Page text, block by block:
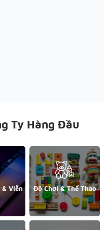
Ty Hàng Đầu
Viễn
Đồ Chơi & Thể Thao